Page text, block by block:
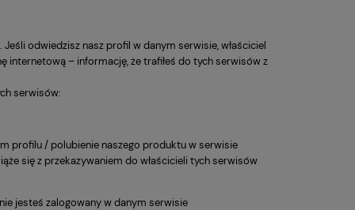
odwiedzisz nasz profil w danym serwisie, właściciel
– informację, że trafiłeś do tych serwisów z
serwisów:
profilu / polubienie naszego produktu w serwisie
się z przekazywaniem do właścicieli tych serwisów
jesteś zalogowany w danym serwisie